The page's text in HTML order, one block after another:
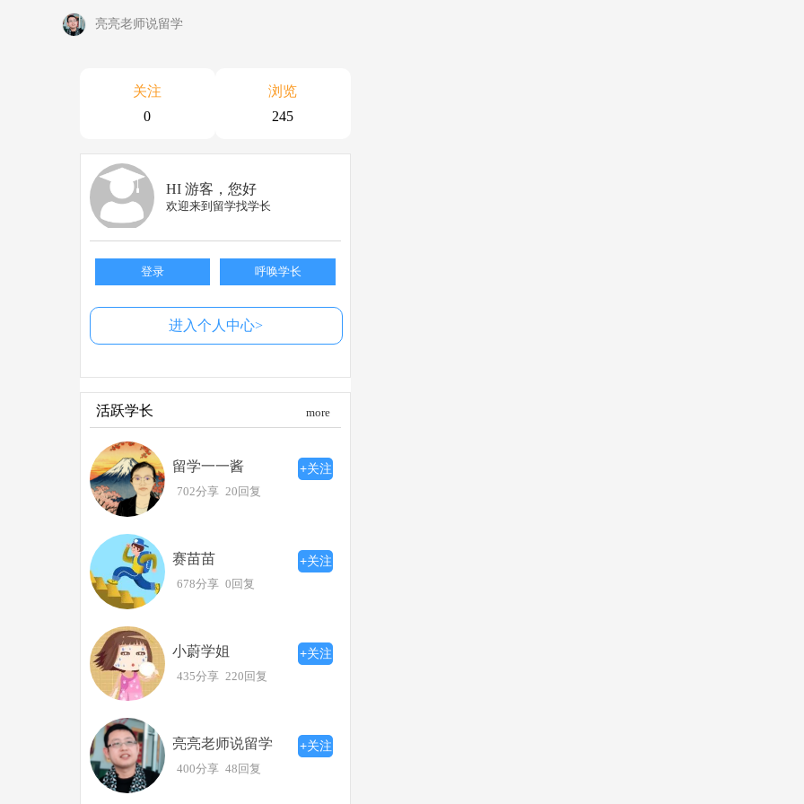
亮亮老师说留学
关注
0
浏览
245
HI 游客，您好
欢迎来到留学找学长
登录 呼唤学长
进入个人中心>
活跃学长 more
留学一一酱 +关注
702分享 20回复
赛苗苗 +关注
678分享 0回复
小蔚学姐 +关注
435分享 220回复
亮亮老师说留学 +关注
400分享 48回复